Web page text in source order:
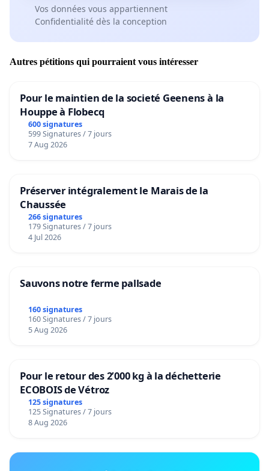
Vos données vous appartiennent
Confidentialité dès la conception
Autres pétitions qui pourraient vous intéresser
Pour le maintien de la societé Geenens à la
Houppe à Flobecq
600 signatures
599 Signatures / 7 jours
7 Aug 2026
Préserver intégralement le Marais de la
Chaussée
266 signatures
179 Signatures / 7 jours
4 Jul 2026
Sauvons notre ferme pallsade
160 signatures
160 Signatures / 7 jours
5 Aug 2026
Pour le retour des 2’000 kg à la déchetterie
ECOBOIS de Vétroz
125 signatures
125 Signatures / 7 jours
8 Aug 2026